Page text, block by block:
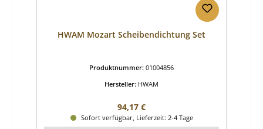
HWAM Mozart Scheibendichtung Set
Produktnummer: 01004856
Hersteller: HWAM
Regulärer Preis:
94,17 €
Sofort verfügbar, Lieferzeit: 2-4 Tage